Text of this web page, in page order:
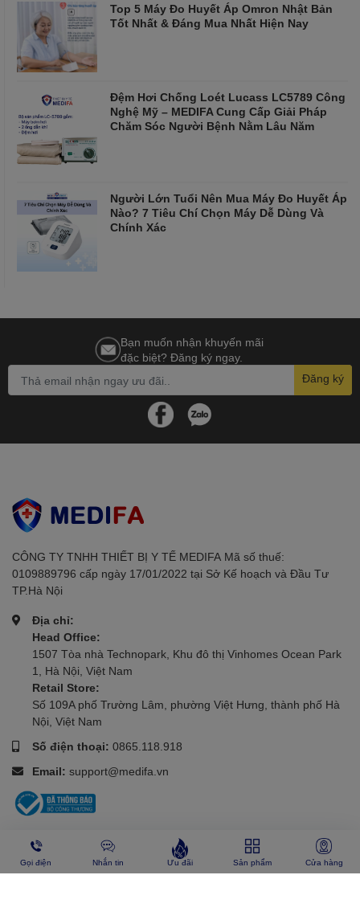
Top 5 Máy Đo Huyết Áp Omron Nhật Bản
Tốt Nhất & Đáng Mua Nhất Hiện Nay
Đệm Hơi Chống Loét Lucass LC5789 Công
Nghệ Mỹ – MEDIFA Cung Cấp Giải Pháp
Chăm Sóc Người Bệnh Nằm Lâu Năm
Người Lớn Tuổi Nên Mua Máy Đo Huyết Áp
Nào? 7 Tiêu Chí Chọn Máy Dễ Dùng Và
Chính Xác
Bạn muốn nhận khuyến mãi
đặc biệt? Đăng ký ngay.
Đăng ký
CÔNG TY TNHH THIẾT BỊ Y TẾ MEDIFAㅤㅤㅤㅤㅤㅤㅤ Mã số thuế:
0109889796 cấp ngày 17/01/2022 tại Sở Kế hoạch và Đầu Tư
TP.Hà Nội
Địa chỉ:
Head Office:
1507 Tòa nhà Technopark, Khu đô thị Vinhomes Ocean Park
1, Hà Nội, Việt Nam
Retail Store:
Số 109A phố Trường Lâm, phường Việt Hưng, thành phố Hà
Nội, Việt Nam
Số điện thoại: 0865.118.918
Email: support@medifa.vn
Hỗ trợ khách hàng
Chính sách
Sản phẩm Cửa hàng
Gọi điện Nhắn tin Ưu đãi